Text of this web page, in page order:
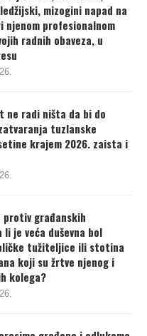
mizogini napad na
njenom profesionalnom
radnih obaveza, u
ne radi ništa da bi do
tuzlanske
krajem 2026. zaista i
protiv građanskih
je veća duševna bol
tužiteljice ili stotina
koji su žrtve njenog i
kolega?